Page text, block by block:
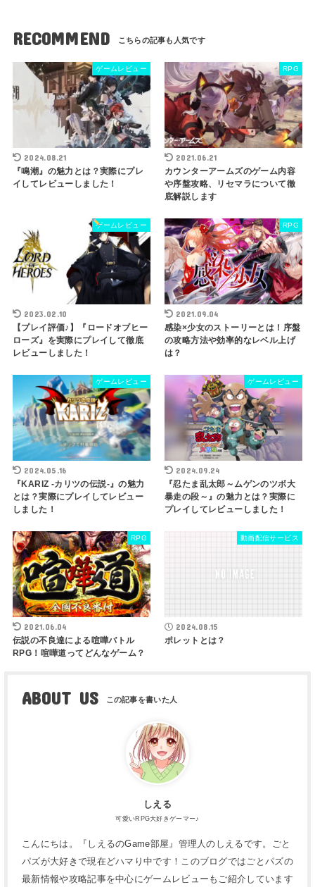
RECOMMEND
ゲームレビュー
2024.08.21
『鳴潮』の魅力とは？実際にプレ
イしてレビューしました！
RPG
2021.06.21
カウンターアームズのゲーム内容
や序盤攻略、リセマラについて徹
底解説します
ゲームレビュー
2023.02.10
【プレイ評価♪】『ロードオブヒー
ローズ』を実際にプレイして徹底
レビューしました！
RPG
2021.09.04
感染×少女のストーリーとは！序盤
の攻略方法や効率的なレベル上げ
は？
ゲームレビュー
2024.05.16
『KARIZ -カリツの伝説-』の魅力
とは？実際にプレイしてレビュー
しました！
ゲームレビュー
2024.09.24
『忍たま乱太郎～ムゲンのツボ大
暴走の段～』の魅力とは？実際に
プレイしてレビューしました！
RPG
2021.06.04
伝説の不良達による喧嘩バトル
RPG！喧嘩道ってどんなゲーム？
動画配信サービス
2024.08.15
ポレットとは？
ABOUT US
しえる
可愛いRPG大好きゲーマー♪
こんにちは。『しえるのGame部屋』管理人のしえるです。ごと
パズが大好きで現在どハマり中です！このブログではごとパズの
最新情報や攻略記事を中心にゲームレビューもご紹介しています